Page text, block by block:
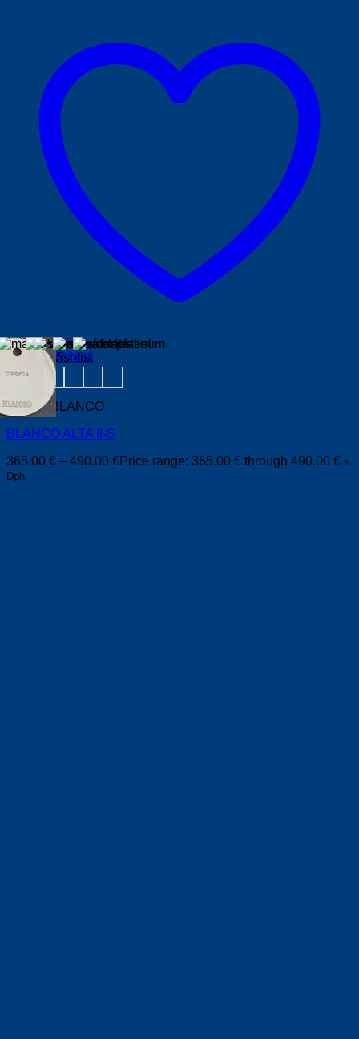
Add to Wishlist
Batérie BLANCO
BLANCO ALTA II-S
365.00 € – 490.00 €Price range: 365.00 € through 490.00 € s
Dph